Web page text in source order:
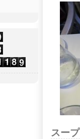
スープ